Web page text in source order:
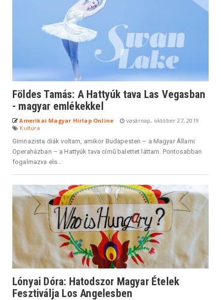
Földes Tamás: A Hattyúk tava Las Vegasban
- magyar emlékekkel
Amerikai Magyar Hirlap Online
vasárnap, október 27, 2019
Kultúra
Gimnazista diák voltam, amikor Budapesten – a Magyar Állami
Operaházban – a Hattyúk tava című balettet láttam. Pontosabban
fogalmazva els...
Lónyai Dóra: Hatodszor Magyar Ételek
Fesztiválja Los Angelesben